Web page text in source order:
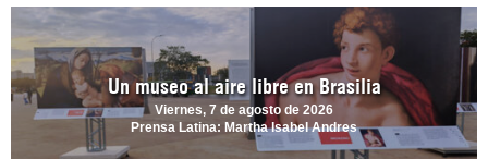
Un museo al aire libre en Brasilia
Viernes, 7 de agosto de 2026
Prensa Latina: Martha Isabel Andres